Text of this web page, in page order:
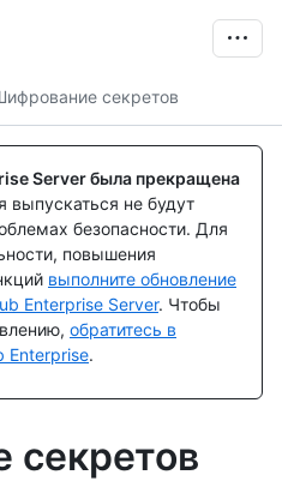
секретов
Server была прекращена
выпускаться не будут
безопасности. Для
повышения
выполните обновление
Enterprise Server. Чтобы
обратитесь в
Enterprise.